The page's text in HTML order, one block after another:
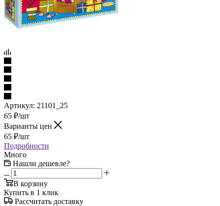
Артикул: 21101_25
65 ₽/шт
Варианты цен
65 ₽/шт
Подробности
Много
Нашли дешевле?
В корзину
Купить в 1 клик
Рассчитать доставку